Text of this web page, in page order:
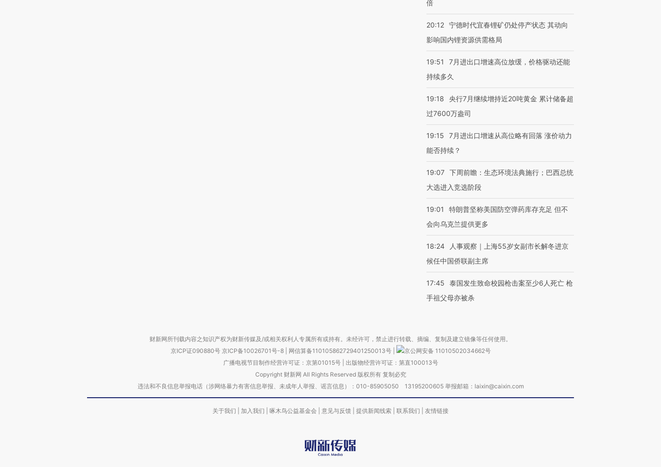
倍
20:12 宁德时代宜春锂矿仍处停产状态 其动向
影响国内锂资源供需格局
19:51
7月进出口增速高位放缓，价格驱动还能
持续多久
19:18
央行7月继续增持近20吨黄金 累计储备超
过7600万盎司
19:15
7月进出口增速从高位略有回落 涨价动力
能否持续？
19:07 下周前瞻：生态环境法典施行；巴西总统
大选进入竞选阶段
19:01
特朗普坚称美国防空弹药库存充足 但不
会向乌克兰提供更多
18:24
人事观察｜上海55岁女副市长解冬进京
候任中国侨联副主席
17:45
泰国发生致命校园枪击案至少6人死亡 枪
手祖父母亦被杀
财新网所刊载内容之知识产权为财新传媒及/或相关权利人专属所有或持有。未经许可，禁止进行转载、摘编、复制及建立镜像等任何使用。
京ICP证090880号 京ICP备10026701号-8 网信算备110105862729401250013号
京公网安备 11010502034662号
广播电视节目制作经营许可证：京第01015号| 出版物经营许可证：第直100013号
Copyright 财新网 All Rights Reserved 版权所有 复制必究
违法和不良信息举报电话（涉网络暴力有害信息举报、未成年人举报、谣言信息）：010-85905050 13195200605 举报邮箱：laixin@caixin.com
关于我们 加入我们 啄木鸟公益基金会 意见与反馈 提供新闻线索 联系我们 友情链接